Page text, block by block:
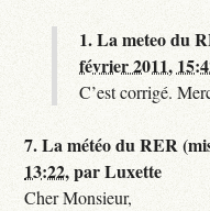
1.La meteo du
février 2011,
C’est corrigé.
7.La météo du RER
13:22,parLuxette
Cher Monsieur,